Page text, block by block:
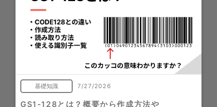
基礎知識 7/27/2026
GS1-128とは？概要から作成方法や